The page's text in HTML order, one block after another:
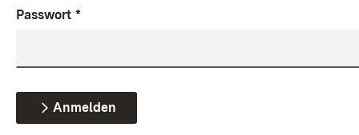
Passwort *
Anmelden